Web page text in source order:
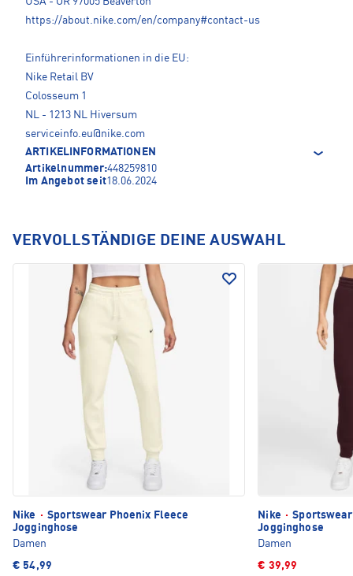
https://about.nike.com/en/company#contact-us
Einführerinformationen in die EU:
Nike Retail BV
Colosseum 1
NL - 1213 NL Hiversum
serviceinfo.eu@nike.com
ARTIKELINFORMATIONEN
Artikelnummer:448259810
Im Angebot seit18.06.2024
VERVOLLSTÄNDIGE DEINE AUSWAHL
Nike · Sportswear Phoenix Fleece
Jogginghose
Damen
€ 54,99
Nike ·
Jogginghose
Damen
€ 39,99